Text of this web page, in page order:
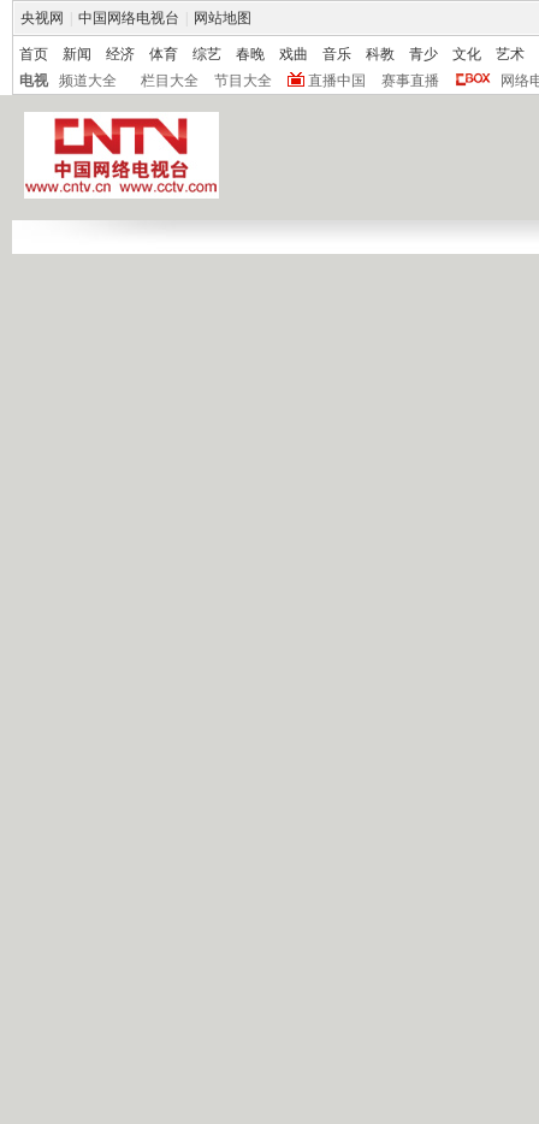
央视网 中国网络电视台 网站地图
首页 新闻 经济 体育 综艺 春晚 戏曲 音乐 科教 青少 文化
艺术
电视
频道大全 栏目大全 节目大全 直播中国 赛事直播 网络